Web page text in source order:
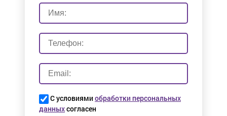
С условиями обработки персональных
данныхсогласен